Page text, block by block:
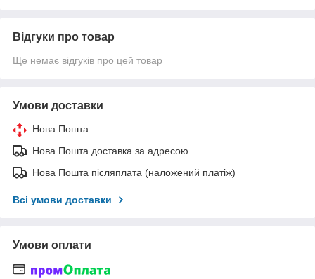
Відгуки про товар
Ще немає відгуків про цей товар
Умови доставки
Нова Пошта
Нова Пошта доставка за адресою
Нова Пошта післяплата (наложений платіж)
Всі умови доставки
Умови оплати